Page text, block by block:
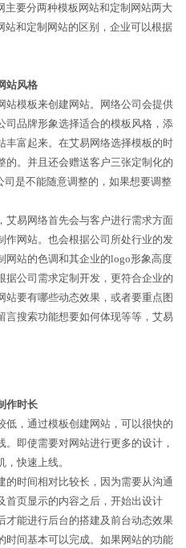
要分两种模板网站和定制网站两大
和定制网站的区别，企业可以根据
站风格
站模板来创建网站。网络公司会提供
司品牌形象选择适合的模板风格，添
丰富起来。在艾易网络选择模板的时
的。并且还会赠送客户三张定制化的
司是不能随意调整的，如果想要调整
艾易网络首先会与客户进行需求方面
作网站。也会根据公司所处行业的发
网站的色调和其企业的logo形象高度
据公司需求定制开发，更符合企业的
站要有哪些动态效果，或者要重点图
言搜索功能想要如何体现等等，艾易
作时长
低，通过模板创建网站，可以很快的
即使需要对网站进行更多的设计，
快速上线。
的时间相对比较长，因为需要从沟通
首页显示的内容之后，开始出设计
才能进行后台的搭建及前台动态效果
时间基本可以完成。如果网站的功能